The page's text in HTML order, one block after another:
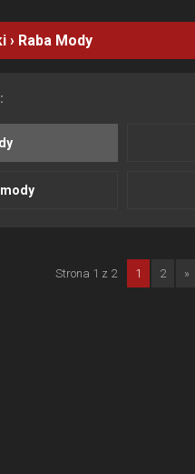
› Raba Mody
Strona 1 z 2 1 2 »